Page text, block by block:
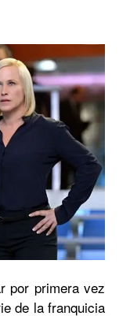
por primera vez
de la franquicia